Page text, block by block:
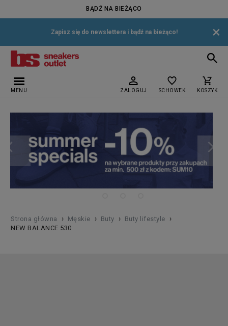
BĄDŹ NA BIEŻĄCO
Zapisz się do newslettera i bądź na bieżąco! ×
MENU ZALOGUJ SCHOWEK KOSZYK
Strona główna › Męskie › Buty › Buty lifestyle ›
NEW BALANCE 530